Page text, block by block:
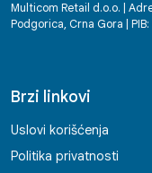
Multicom Retail d.o.o. |
Podgorica, Crna Gora |
Brzi linkovi
Uslovi korišćenja
Politika privatnosti